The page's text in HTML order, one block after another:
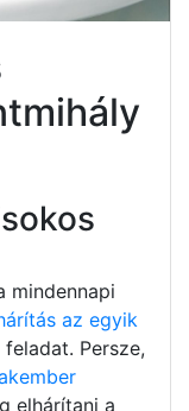
mindennapi
az egyik
Persze,
elhárítani a